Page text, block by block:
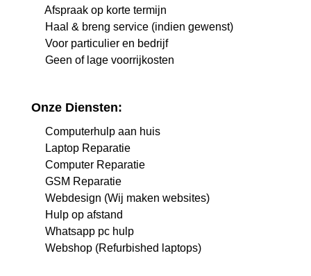
Afspraak op korte termijn
Haal & breng service (indien gewenst)
Voor particulier en bedrijf
Geen of lage voorrijkosten
Onze Diensten:
Computerhulp aan huis
Laptop Reparatie
Computer Reparatie
GSM Reparatie
Webdesign (Wij maken websites)
Hulp op afstand
Whatsapp pc hulp
Webshop (Refurbished laptops)